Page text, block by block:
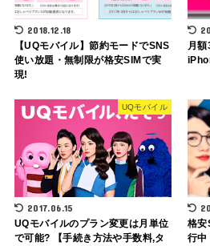
2018.12.18
【UQモバイル】節約モードでSNS
使い放題・無制限が格安SIMで実
現!
月
UQモバイル
2017.06.15
UQモバイルのプラン変更は月単位
で可能? 【手続き方法や手数料,タ
格安
行中